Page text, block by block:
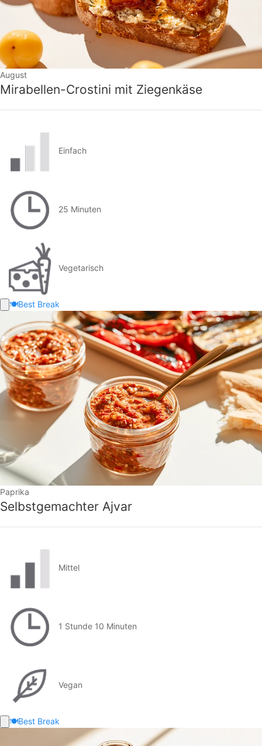
August
Mirabellen-Crostini mit Ziegenkäse
Einfach
25 Minuten
Vegetarisch
🍽️Best Break
Paprika
Selbstgemachter Ajvar
Mittel
1 Stunde 10 Minuten
Vegan
🍽️Best Break